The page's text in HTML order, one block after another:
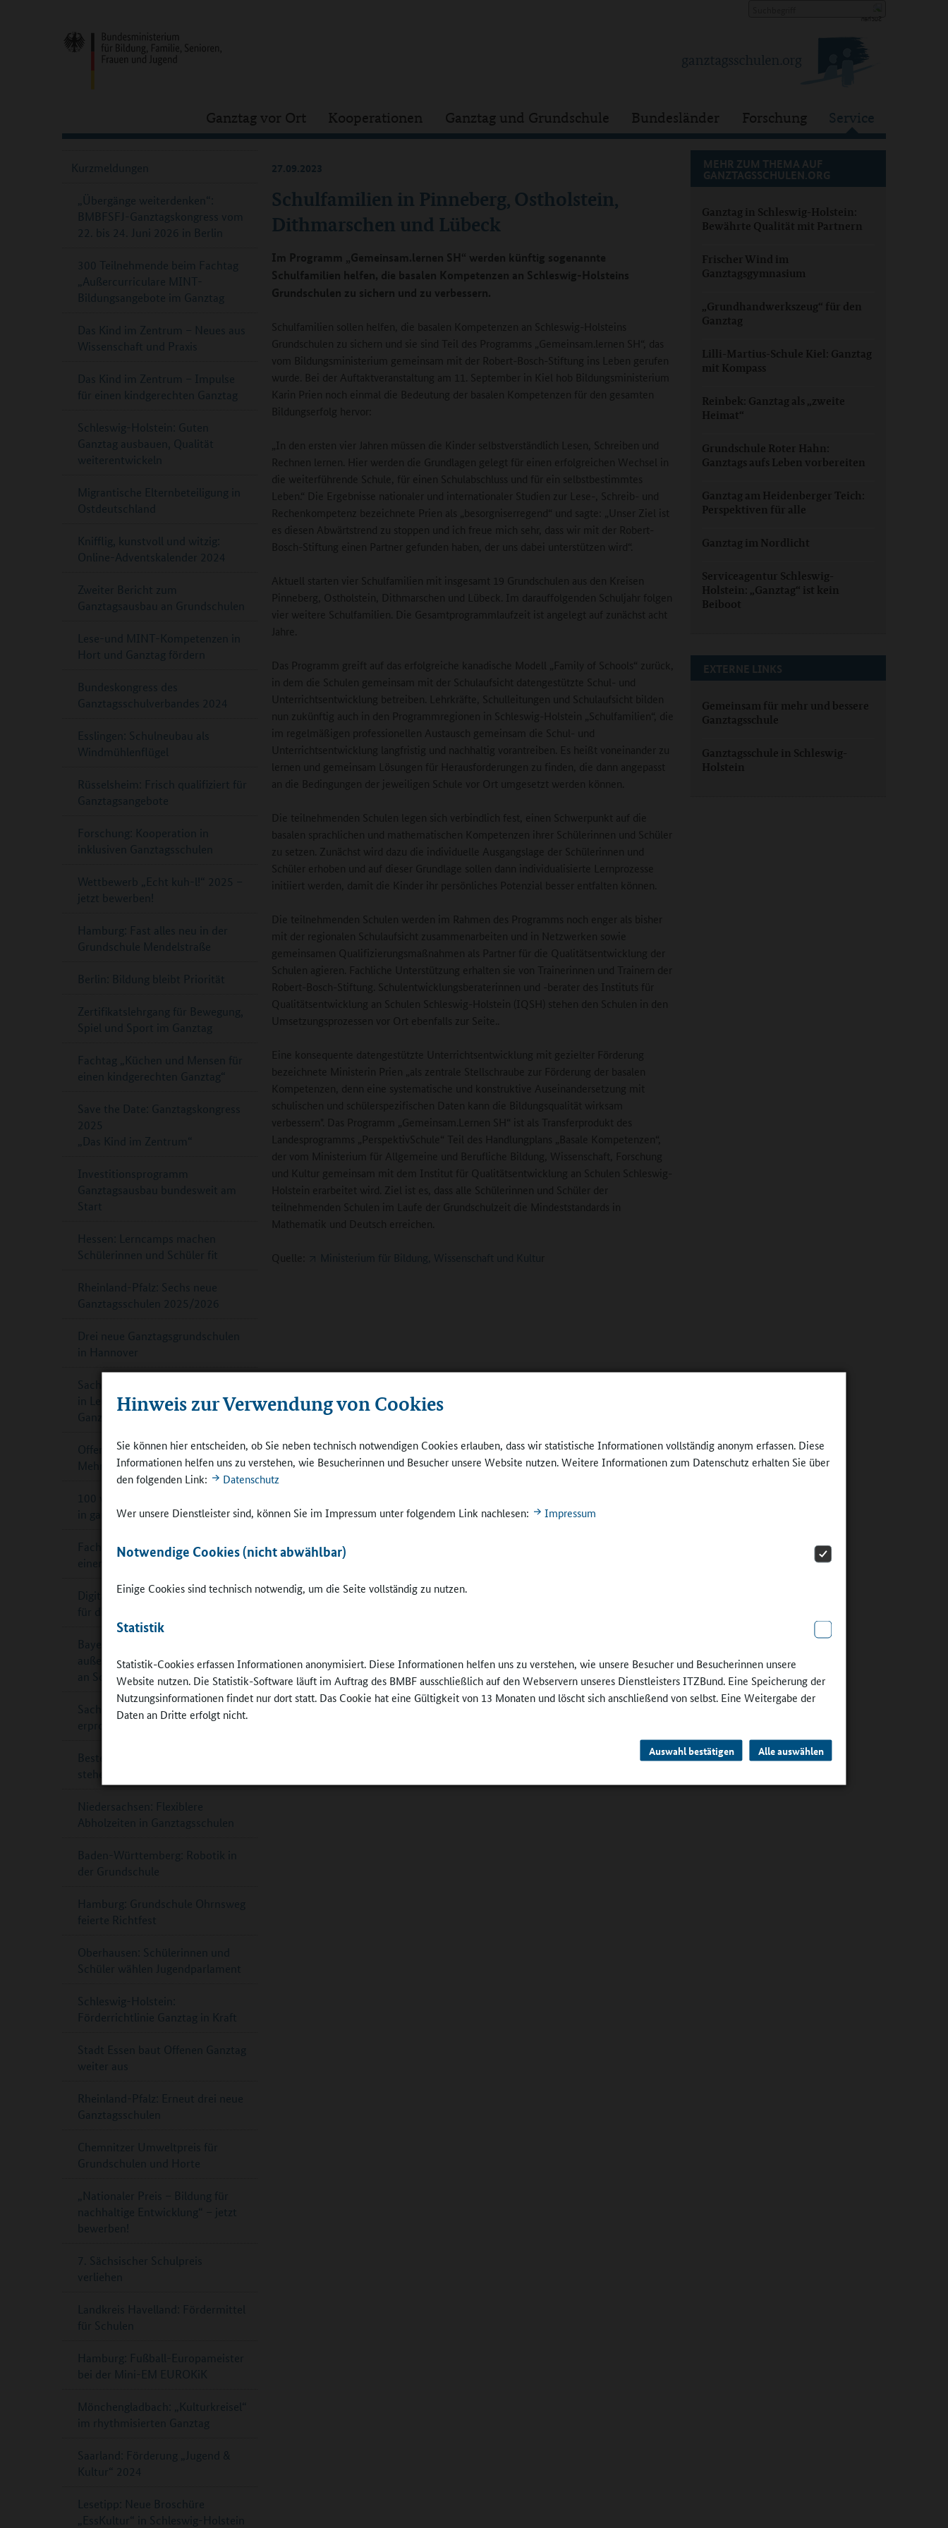
Hinweis zur Verwendung von Cookies
Sie können hier entscheiden, ob Sie neben technisch notwendigen Cookies erlauben, dass wir statistische Informationen vollständig anonym erfassen. Diese
Informationen helfen uns zu verstehen, wie Besucherinnen und Besucher unsere Website nutzen. Weitere Informationen zum Datenschutz erhalten Sie über
den folgenden Link:
Datenschutz
Wer unsere Dienstleister sind, können Sie im Impressum unter folgendem Link nachlesen: Impressum
Notwendige Cookies (nicht abwählbar)
Einige Cookies sind technisch notwendig, um die Seite vollständig zu nutzen.
Statistik
Statistik-Cookies erfassen Informationen anonymisiert. Diese Informationen helfen uns zu verstehen, wie unsere Besucher und Besucherinnen unsere
Website nutzen. Die Statistik-Software läuft im Auftrag des BMBF ausschließlich auf den Webservern unseres Dienstleisters ITZBund. Eine Speicherung der
Nutzungsinformationen findet nur dort statt. Das Cookie hat eine Gültigkeit von 13 Monaten und löscht sich anschließend von selbst. Eine Weitergabe der
Daten an Dritte erfolgt nicht.
Auswahl bestätigen Alle auswählen
Ganztag vor Ort Kooperationen Ganztag und Grundschule Bundesländer Forschung Service
Schulfamilien in Pinneberg, Ostholstein,
Dithmarschen und Lübeck
27.09.2023
Im Programm „Gemeinsam.lernen SH“ werden künftig sogenannte
Schulfamilien helfen, die basalen Kompetenzen an Schleswig-Holsteins
Grundschulen zu sichern und zu verbessern.
Schulfamilien sollen helfen, die basalen Kompetenzen an Schleswig-Holsteins
Grundschulen zu sichern und sie sind Teil des Programms „Gemeinsam.lernen SH“, das
vom Bildungsministerium gemeinsam mit der Robert-Bosch-Stiftung ins Leben gerufen
wurde. Bei der Auftaktveranstaltung am 11. September in Kiel hob Bildungsministerium
Karin Prien noch einmal die Bedeutung der basalen Kompetenzen für den gesamten
Bildungserfolg hervor:
„In den ersten vier Jahren müssen die Kinder selbstverständlich Lesen, Schreiben und
Rechnen lernen. Hier werden die Grundlagen gelegt für einen erfolgreichen Wechsel in
die weiterführende Schule, für einen Schulabschluss und für ein selbstbestimmtes
Leben.“ Die Ergebnisse nationaler und internationaler Studien zur Lese-, Schreib- und
Rechenkompetenz bezeichnete Prien als „besorgniserregend“ und sagte: „Unser Ziel ist
es diesen Abwärtstrend zu stoppen und ich freue mich sehr, dass wir mit der Robert-
Bosch-Stiftung einen Partner gefunden haben, der uns dabei unterstützen wird“.
Aktuell starten vier Schulfamilien mit insgesamt 19 Grundschulen aus den Kreisen
Pinneberg, Ostholstein, Dithmarschen und Lübeck. Im darauffolgenden Schuljahr folgen
vier weitere Schulfamilien. Die Gesamtprogrammlaufzeit ist angelegt auf zunächst acht
Jahre.
Das Programm greift auf das erfolgreiche kanadische Modell „Family of Schools“ zurück,
in dem die Schulen gemeinsam mit der Schulaufsicht datengestützte Schul- und
Unterrichtsentwicklung betreiben. Lehrkräfte, Schulleitungen und Schulaufsicht bilden
nun zukünftig auch in den Programmregionen in Schleswig-Holstein „Schulfamilien“, die
im regelmäßigen professionellen Austausch gemeinsam die Schul- und
Unterrichtsentwicklung langfristig und nachhaltig vorantreiben. Es heißt voneinander zu
lernen und gemeinsam Lösungen für Herausforderungen zu finden, die dann angepasst
an die Bedingungen der jeweiligen Schule vor Ort umgesetzt werden können.
Die teilnehmenden Schulen legen sich verbindlich fest, einen Schwerpunkt auf die
basalen sprachlichen und mathematischen Kompetenzen ihrer Schülerinnen und Schüler
zu setzen. Zunächst wird dazu die individuelle Ausgangslage der Schülerinnen und
Schüler erhoben und auf dieser Grundlage sollen dann individualisierte Lernprozesse
initiiert werden, damit die Kinder ihr persönliches Potenzial besser entfalten können.
Die teilnehmenden Schulen werden im Rahmen des Programms noch enger als bisher
mit der regionalen Schulaufsicht zusammenarbeiten und in Netzwerken sowie
gemeinsamen Qualifizierungsmaßnahmen als Partner für die Qualitätsentwicklung der
Schulen agieren. Fachliche Unterstützung erhalten sie von Trainerinnen und Trainern der
Robert-Bosch-Stiftung. Schulentwicklungsberaterinnen und -berater des Instituts für
Qualitätsentwicklung an Schulen Schleswig-Holstein (IQSH) stehen den Schulen in den
Umsetzungsprozessen vor Ort ebenfalls zur Seite..
Eine konsequente datengestützte Unterrichtsentwicklung mit gezielter Förderung
bezeichnete Ministerin Prien „als zentrale Stellschraube zur Förderung der basalen
Kompetenzen, denn eine systematische und konstruktive Auseinandersetzung mit
schulischen und schülerspezifischen Daten kann die Bildungsqualität wirksam
verbessern". Das Programm „Gemeinsam.Lernen SH“ ist als Transferprodukt des
Landesprogramms „PerspektivSchule“ Teil des Handlungplans „Basale Kompetenzen“,
der vom Ministerium für Allgemeine und Berufliche Bildung, Wissenschaft, Forschung
und Kultur gemeinsam mit dem Institut für Qualitätsentwicklung an Schulen Schleswig-
Holstein erarbeitet wird. Ziel ist es, dass alle Schülerinnen und Schüler der
teilnehmenden Schulen im Laufe der Grundschulzeit die Mindeststandards in
Mathematik und Deutsch erreichen.
Quelle: Ministerium für Bildung, Wissenschaft und Kultu
MEHR ZUM THEMA AUF
GANZTAGSSCHULEN.ORG
Ganztag in Schleswig-Holstein:
Bewährte Qualität mit Partnern
Frischer Wind im
Ganztagsgymnasium
„Grundhandwerkszeug“ für den
Ganztag
Lilli-Martius-Schule Kiel: Ganztag
mit Kompass
Reinbek: Ganztag als „zweite
Heimat“
Grundschule Roter Hahn:
Ganztags aufs Leben vorbereiten
Ganztag am Heidenberger Teich:
Perspektiven für alle
Ganztag im Nordlicht
Serviceagentur Schleswig-
Holstein: „Ganztag“ ist kein
Beiboot
EXTERNE LINKS
Gemeinsam für mehr und bessere
Ganztagsschule
Ganztagsschule in Schleswig-
Holstein
Kurzmeldungen
„Übergänge weiterdenken“:
BMBFSFJ-Ganztagskongress vom
22. bis 24. Juni 2026 in Berlin
300 Teilnehmende beim Fachtag
„Außercurriculare MINT-
Bildungsangebote im Ganztag
Das Kind im Zentrum – Neues aus
Wissenschaft und Praxis
Das Kind im Zentrum – Impulse
für einen kindgerechten Ganztag
Schleswig-Holstein: Guten
Ganztag ausbauen, Qualität
weiterentwickeln
Migrantische Elternbeteiligung in
Ostdeutschland
Knifflig, kunstvoll und witzig:
Online-Adventskalender 2024
Zweiter Bericht zum
Ganztagsausbau an Grundschulen
Lese-und MINT-Kompetenzen in
Hort und Ganztag fördern
Bundeskongress des
Ganztagsschulverbandes 2024
Esslingen: Schulneubau als
Windmühlenflügel
Rüsselsheim: Frisch qualifiziert für
Ganztagsangebote
Forschung: Kooperation in
inklusiven Ganztagsschulen
Wettbewerb „Echt kuh-l!“ 2025 –
jetzt bewerben!
Hamburg: Fast alles neu in der
Grundschule Mendelstraße
Berlin: Bildung bleibt Priorität
Zertifikatslehrgang für Bewegung,
Spiel und Sport im Ganztag
Fachtag „Küchen und Mensen für
einen kindgerechten Ganztag“
Save the Date: Ganztagskongress
2025
„Das Kind im Zentrum“
Investitionsprogramm
Ganztagsausbau bundesweit am
Start
Hessen: Lerncamps machen
Schülerinnen und Schüler fit
Rheinland-Pfalz: Sechs neue
Ganztagsschulen 2025/2026
Drei neue Ganztagsgrundschulen
in Hannover
Sachsen-Anhalt: Sekundarschule
in Leuna ist offiziell
Ganztagsschule
Offene Ganztagsschule in NRW:
Mehr Geld für mehr Plätze
100 weitere Sport-Grundschulen
in ganz Bayern
Fachtag „Küchen und Mensen für
einen kindgerechten Ganztag“
Digitaler Leitfaden Küchenplanung
für die Schulverpflegung
Bayern: Staatspreis für
außergewöhnliche Theaterarbeit
an Schulen
Sachsen-Anhalt: Ganztagsschule
erprobt Katastrophenschutz
Beste Schülerzeitungen 2024
stehen fest
Niedersachsen: Flexiblere
Abholzeiten in Ganztagsschulen
Baden-Württemberg: Robotik in
der Grundschule
Hamburg: Grundschule Ohrnsweg
feierte Richtfest
Oberhausen: Schülerinnen und
Schüler wählen Jugendparlament
Schleswig-Holstein:
Förderrichtlinie Ganztag in Kraft
Stadt Essen baut Offenen Ganztag
weiter aus
Rheinland-Pfalz: Erneut drei neue
Ganztagsschulen
Chemnitzer Umweltpreis für
Grundschulen und Horte
„Nationaler Preis – Bildung für
nachhaltige Entwicklung“ – jetzt
bewerben!
7. Sächsischer Schulpreis
verliehen
Landkreis Havelland: Fördermittel
für Schulen
Hamburg: Fußball-Europameister
bei der Mini-EM EUROKiK
Mönchengladbach: „Kulturkreisel“
im rhythmisierten Ganztag
Saarland: Förderung „Jugend &
Kultur“ 2024
Lesetipp: Neue Broschüre
„EssKultur“ in Schleswig-Holstein